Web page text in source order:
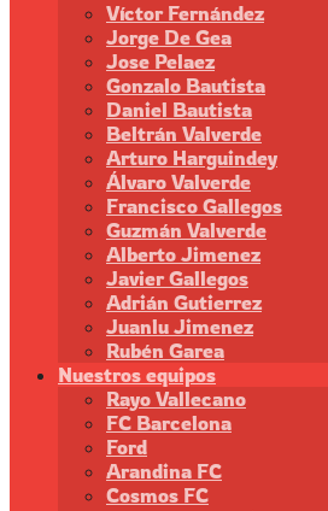
Víctor Fernández
Jorge De Gea
Jose Pelaez
Gonzalo Bautista
Daniel Bautista
Beltrán Valverde
Arturo Harguindey
Álvaro Valverde
Francisco Gallegos
Guzmán Valverde
Alberto Jimenez
Javier Gallegos
Adrián Gutierrez
Juanlu Jimenez
Rubén Garea
Nuestros equipos
Rayo Vallecano
FC Barcelona
Ford
Arandina FC
Cosmos FC